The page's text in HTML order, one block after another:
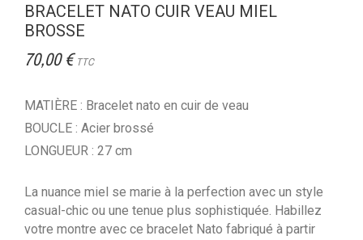
BRACELET NATO CUIR VEAU MIEL
BROSSE
70,00 € TTC
MATIÈRE : Bracelet nato en cuir de veau
BOUCLE : Acier brossé
LONGUEUR : 27 cm
La nuance miel se marie à la perfection avec un style
casual-chic ou une tenue plus sophistiquée. Habillez
votre montre avec ce bracelet Nato fabriqué à partir